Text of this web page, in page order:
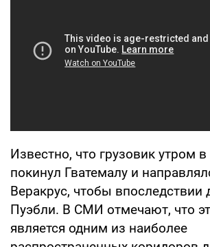
Известно, что грузовик утром в
покинул Гватемалу и
Веракрус, чтобы впоследствии
Пуэбли. В СМИ отмечают, что
является одним из наиболее